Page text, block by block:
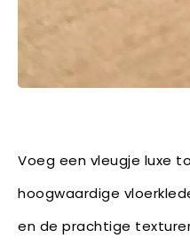
Voeg een vleugje luxe
hoogwaardige
en de prachtige